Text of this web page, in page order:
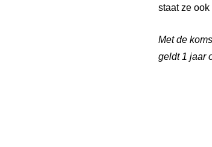
staat ze
Met de
geldt 1 jaar